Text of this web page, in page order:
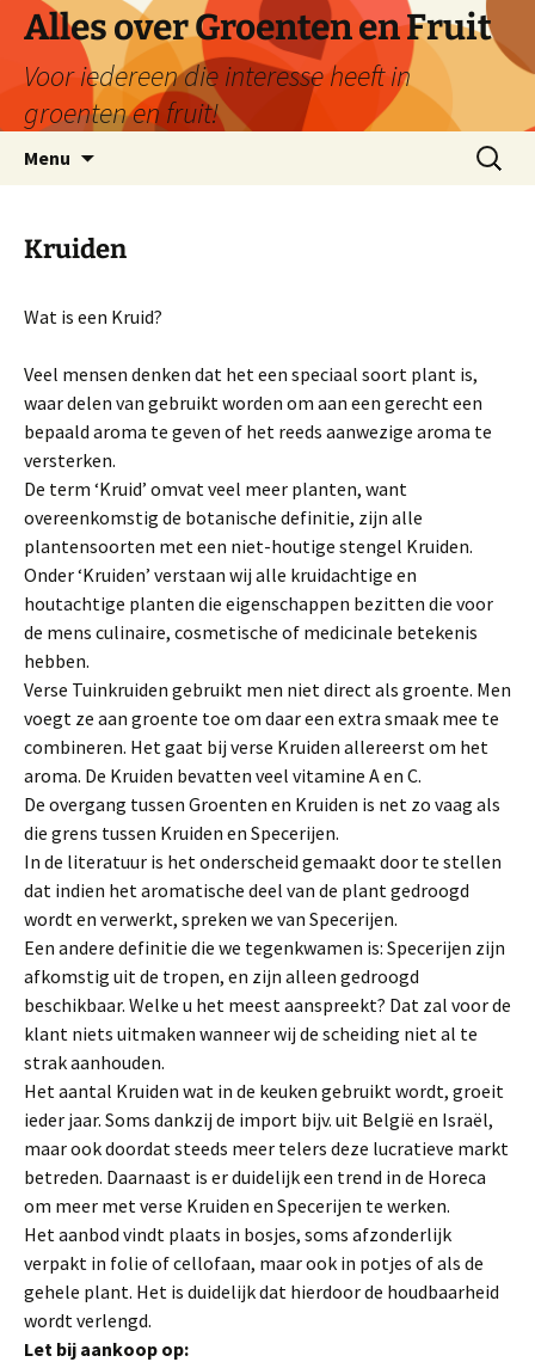
naarAlles over Groenten en Fruit
Voor iedereen die interesse heeft in
groenten en fruit!
Menu
Zoeken
naar:
Kruiden
Wat is een Kruid?
Veel mensen denken dat het een speciaal soort plant is,
waar delen van gebruikt worden om aan een gerecht een
bepaald aroma te geven of het reeds aanwezige aroma te
versterken.
De term ‘Kruid’ omvat veel meer planten, want
overeenkomstig de botanische definitie, zijn alle
plantensoorten met een niet-houtige stengel Kruiden.
Onder ‘Kruiden’ verstaan wij alle kruidachtige en
houtachtige planten die ei­genschappen bezitten die voor
de mens culinaire, cosmetische of medicinale betekenis
hebben.
Verse Tuinkruiden gebruikt men niet direct als groente. Men
voegt ze aan groen­te toe om daar een extra smaak mee te
combineren. Het gaat bij verse Kruiden allereerst om het
aroma. De Kruiden bevatten veel vitamine A en C.
De overgang tussen Groenten en Kruiden is net zo vaag als
die grens tussen Kruiden en Specerijen.
In de literatuur is het onderscheid gemaakt door te stellen
dat indien het aroma­tische deel van de plant gedroogd
wordt en verwerkt, spreken we van Spece­rijen.
Een andere definitie die we tegenkwamen is: Specerijen zijn
afkomstig uit de tropen, en zijn alleen gedroogd
beschikbaar. Welke u het meest aanspreekt? Dat zal voor de
klant niets uitmaken wanneer wij de scheiding niet al te
strak aan­houden.
Het aantal Kruiden wat in de keuken gebruikt wordt, groeit
ieder jaar. Soms dankzij de import bijv. uit België en Israël,
maar ook doordat steeds meer telers deze lucratieve markt
betreden. Daarnaast is er duidelijk een trend in de Horeca
om meer met verse Kruiden en Specerijen te werken.
Het aanbod vindt plaats in bosjes, soms afzonderlijk
verpakt in folie of cello­faan, maar ook in potjes of als de
gehele plant. Het is duidelijk dat hierdoor de houdbaarheid
wordt verlengd.
Let bij aankoop op: